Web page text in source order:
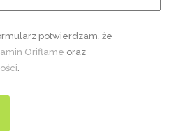
potwierdzam, że
Oriflame oraz